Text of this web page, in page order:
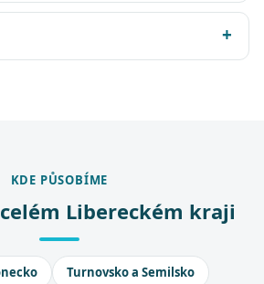
KDE PŮSOBÍME
Libereckém kraji
Turnovsko a Semilsko